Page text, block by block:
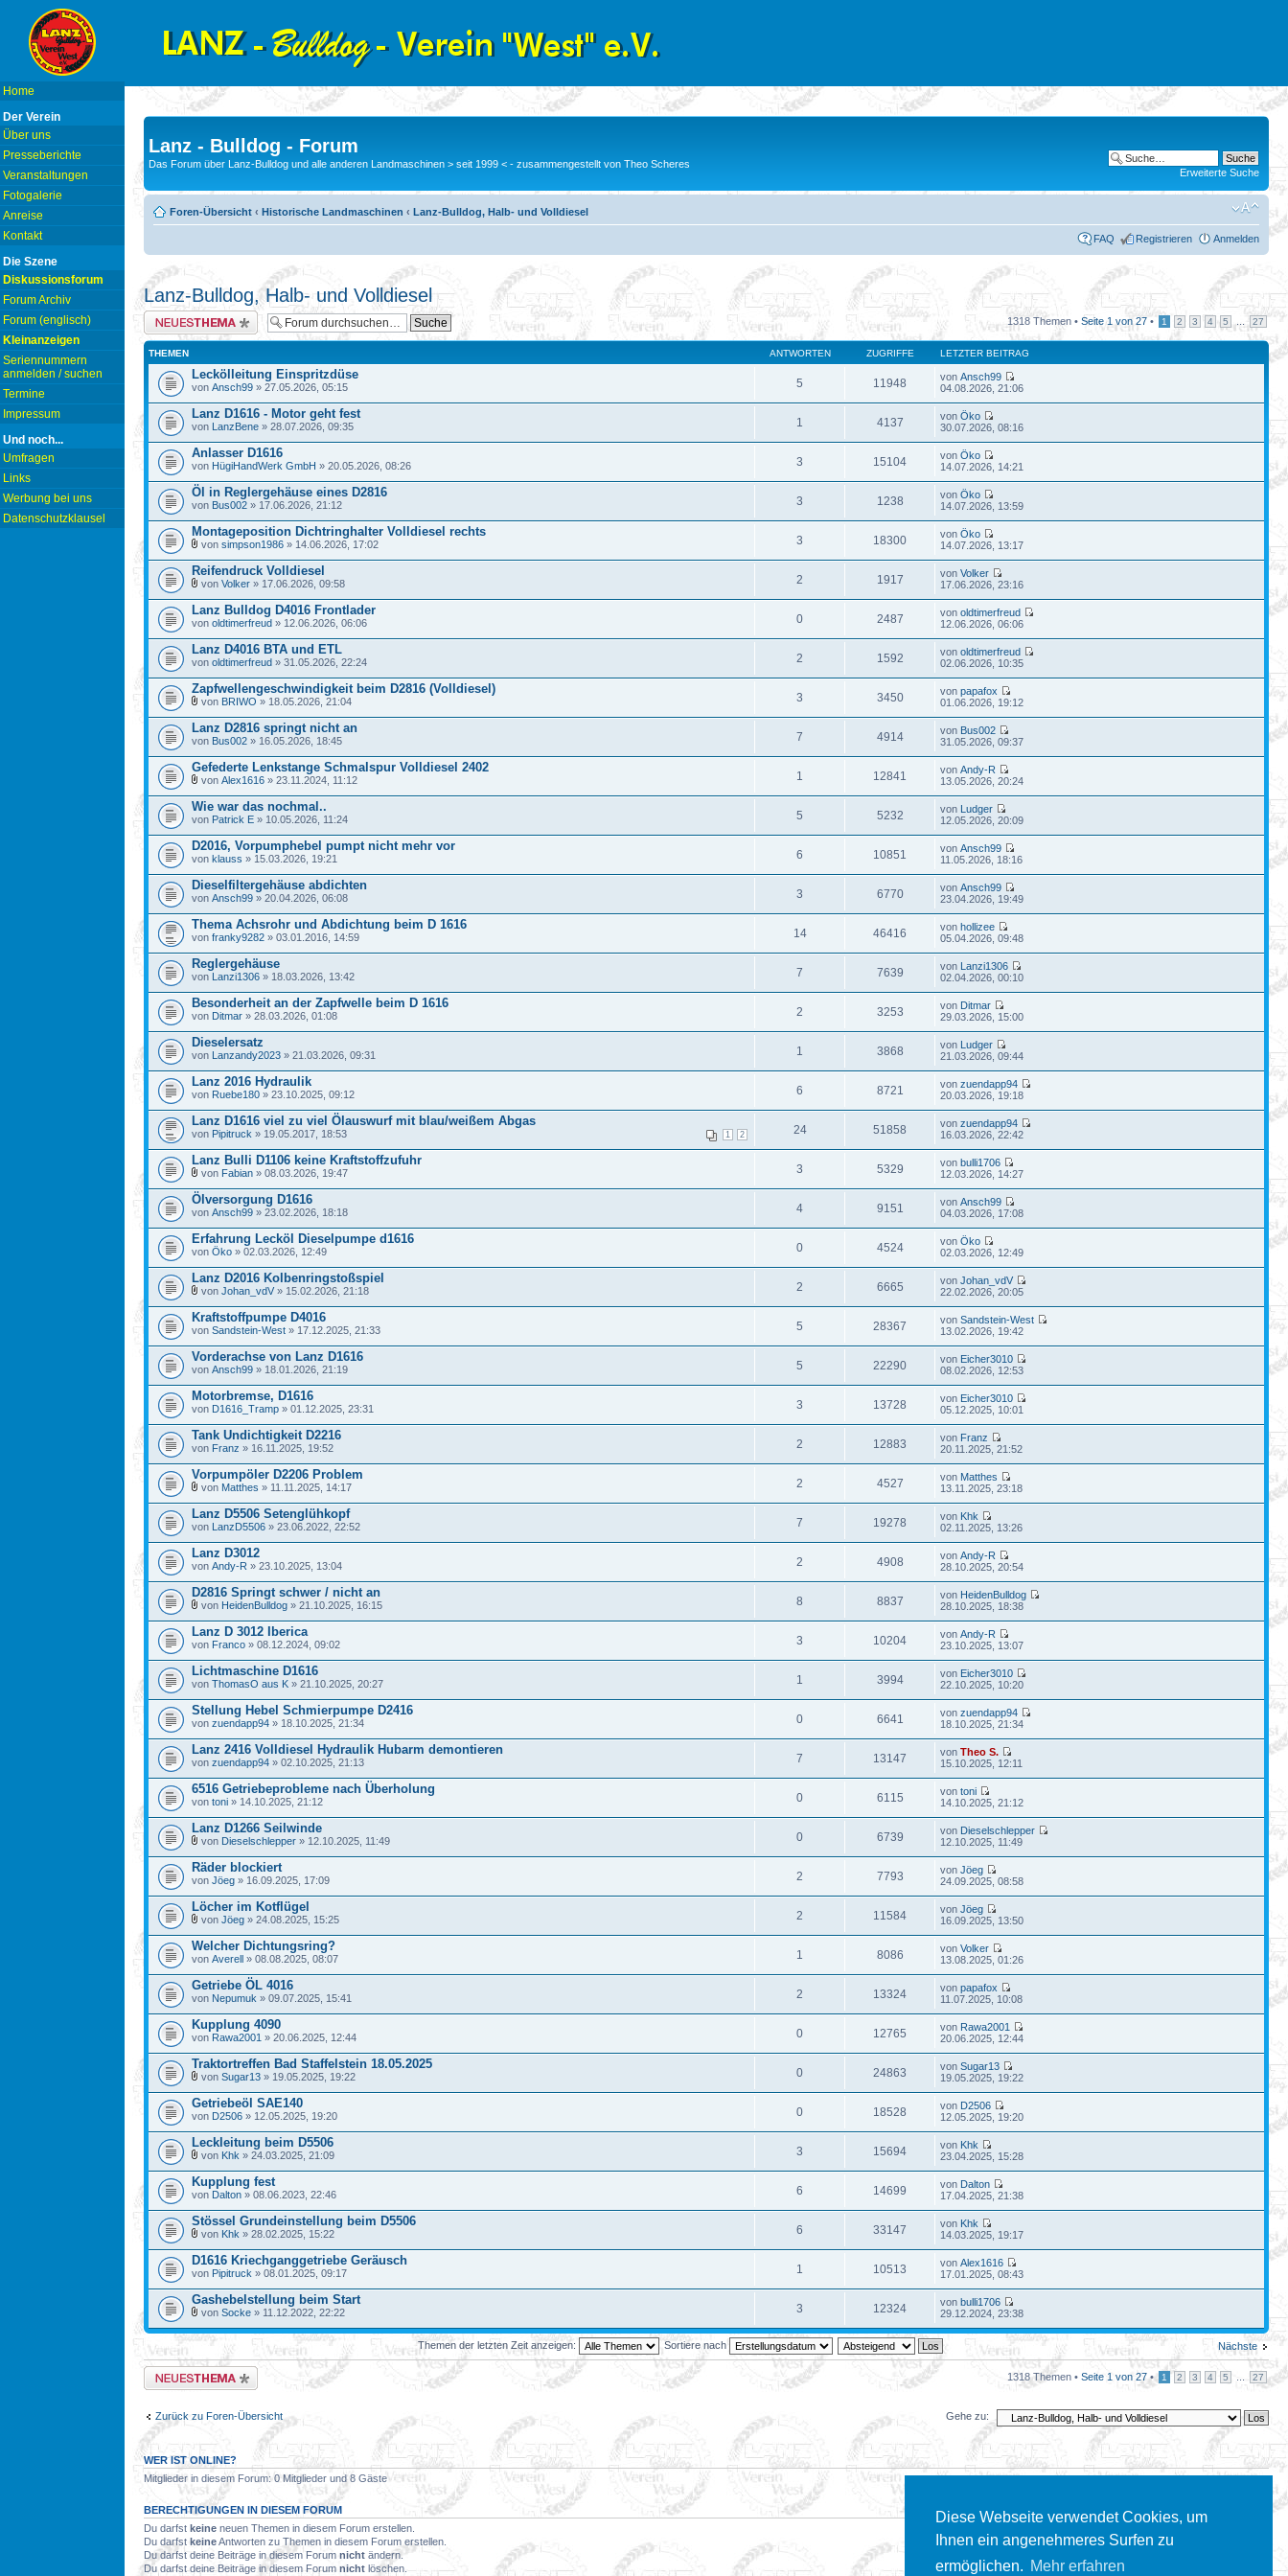
Diese Webseite verwendet Cookies, um
Ihnen ein angenehmeres Surfen zu
ermöglichen. Mehr erfahren
Home
Der Verein
Über uns
Presseberichte
Veranstaltungen
Fotogalerie
Anreise
Kontakt
Die Szene
Diskussionsforum
Forum Archiv
Forum (englisch)
Kleinanzeigen
Seriennummern
anmelden / suchen
Termine
Impressum
Und noch...
Umfragen
Links
Werbung bei uns
Datenschutzklausel
Lanz - Bulldog - Forum
Das Forum über Lanz-Bulldog und alle anderen Landmaschinen > seit 1999 < - zusammengestellt von Theo Scheres
Erweiterte Suche
Foren-Übersicht ‹ Historische Landmaschinen ‹ Lanz-Bulldog, Halb- und Volldiesel
FAQ Registrieren Anmelden
Lanz-Bulldog, Halb- und Volldiesel
Neues Thema erstellen 1318 Themen • Seite1 von 27 • 1 2 3 4 5 27
THEMEN ANTWORTEN ZUGRIFFE LETZTER BEITRAG
Leckölleitung Einspritzdüse
von Ansch99 » 27.05.2026, 05:15 5 11948 vonAnsch99
04.08.2026, 21:06
Lanz D1616 - Motor geht fest
von LanzBene » 28.07.2026, 09:35 1 4137 vonÖko
30.07.2026, 08:16
Anlasser D1616
von HügiHandWerk GmbH » 20.05.2026, 08:26 3 15104 vonÖko
14.07.2026, 14:21
Öl in Reglergehäuse eines D2816
von Bus002 » 17.06.2026, 21:12 3 1238 vonÖko
14.07.2026, 13:59
Montageposition Dichtringhalter Volldiesel rechts
von simpson1986 » 14.06.2026, 17:02 3 18300 vonÖko
14.07.2026, 13:17
Reifendruck Volldiesel
von Volker » 17.06.2026, 09:58 2 1917 vonVolker
17.06.2026, 23:16
Lanz Bulldog D4016 Frontlader
von oldtimerfreud » 12.06.2026, 06:06 0 2487 vonoldtimerfreud
12.06.2026, 06:06
Lanz D4016 BTA und ETL
von oldtimerfreud » 31.05.2026, 22:24 2 1592 vonoldtimerfreud
02.06.2026, 10:35
Zapfwellengeschwindigkeit beim D2816 (Volldiesel)
von BRIWO » 18.05.2026, 21:04 3 3450 vonpapafox
01.06.2026, 19:12
Lanz D2816 springt nicht an
von Bus002 » 16.05.2026, 18:45 7 4914 von Bus002
31.05.2026, 09:37
Gefederte Lenkstange Schmalspur Volldiesel 2402
von Alex1616 » 23.11.2024, 11:12 1 12841 vonAndy-R
13.05.2026, 20:24
Wie war das nochmal..
von Patrick E » 10.05.2026, 11:24 5 5232 von Ludger
12.05.2026, 20:09
D2016, Vorpumphebel pumpt nicht mehr vor
von klauss » 15.03.2026, 19:21 6 10851 vonAnsch99
11.05.2026, 18:16
Dieselfiltergehäuse abdichten
von Ansch99 » 20.04.2026, 06:08 3 6770 vonAnsch99
23.04.2026, 19:49
Thema Achsrohr und Abdichtung beim D 1616
von franky9282 » 03.01.2016, 14:59 14 46416 vonhollizee
05.04.2026, 09:48
Reglergehäuse
von Lanzi1306 » 18.03.2026, 13:42 7 7639 von Lanzi1306
02.04.2026, 00:10
Besonderheit an der Zapfwelle beim D 1616
von Ditmar » 28.03.2026, 01:08 2 3253 von Ditmar
29.03.2026, 15:00
Dieselersatz
von Lanzandy2023 » 21.03.2026, 09:31 1 3868 von Ludger
21.03.2026, 09:44
Lanz 2016 Hydraulik
von Ruebe180 » 23.10.2025, 09:12 6 8721 vonzuendapp94
20.03.2026, 19:18
Lanz D1616 viel zu viel Ölauswurf mit blau/weißem Abgas
1 2
von Pipitruck » 19.05.2017, 18:53 24 51858 vonzuendapp94
16.03.2026, 22:42
Lanz Bulli D1106 keine Kraftstoffzufuhr
von Fabian » 08.03.2026, 19:47 3 5329 vonbulli1706
12.03.2026, 14:27
Ölversorgung D1616
von Ansch99 » 23.02.2026, 18:18 4 9151 vonAnsch99
04.03.2026, 17:08
Erfahrung Lecköl Dieselpumpe d1616
von Öko » 02.03.2026, 12:49 0 4524 vonÖko
02.03.2026, 12:49
Lanz D2016 Kolbenringstoßspiel
von Johan_vdV » 15.02.2026, 21:18 2 6665 vonJohan_vdV
22.02.2026, 20:05
Kraftstoffpumpe D4016
von Sandstein-West » 17.12.2025, 21:33 5 28367 vonSandstein-West
13.02.2026, 19:42
Vorderachse von Lanz D1616
von Ansch99 » 18.01.2026, 21:19 5 22290 von Eicher3010
08.02.2026, 12:53
Motorbremse, D1616
von D1616_Tramp » 01.12.2025, 23:31 3 13728 von Eicher3010
05.12.2025, 10:01
Tank Undichtigkeit D2216
von Franz » 16.11.2025, 19:52 2 12883 von Franz
20.11.2025, 21:52
Vorpumpöler D2206 Problem
von Matthes » 11.11.2025, 14:17 2 4527 von Matthes
13.11.2025, 23:18
Lanz D5506 Setenglühkopf
von LanzD5506 » 23.06.2022, 22:52 7 19278 von Khk
02.11.2025, 13:26
Lanz D3012
von Andy-R » 23.10.2025, 13:04 2 4908 vonAndy-R
28.10.2025, 20:54
D2816 Springt schwer / nicht an
von HeidenBulldog » 21.10.2025, 16:15 8 8837 von HeidenBulldog
28.10.2025, 18:38
Lanz D 3012 Iberica
von Franco » 08.12.2024, 09:02 3 10204 vonAndy-R
23.10.2025, 13:07
Lichtmaschine D1616
von ThomasO aus K » 21.10.2025, 20:27 1 3994 von Eicher3010
22.10.2025, 10:20
Stellung Hebel Schmierpumpe D2416
von zuendapp94 » 18.10.2025, 21:34 0 6641 vonzuendapp94
18.10.2025, 21:34
Lanz 2416 Volldiesel Hydraulik Hubarm demontieren
von zuendapp94 » 02.10.2025, 21:13 7 13147 vonTheo S.
15.10.2025, 12:11
6516 Getriebeprobleme nach Überholung
von toni » 14.10.2025, 21:12 0 6115 vontoni
14.10.2025, 21:12
Lanz D1266 Seilwinde
von Dieselschlepper » 12.10.2025, 11:49 0 6739 von Dieselschlepper
12.10.2025, 11:49
Räder blockiert
von Jöeg » 16.09.2025, 17:09 2 7793 vonJöeg
24.09.2025, 08:58
Löcher im Kotflügel
von Jöeg » 24.08.2025, 15:25 2 11584 vonJöeg
16.09.2025, 13:50
Welcher Dichtungsring?
von Averell » 08.08.2025, 08:07 1 8086 vonVolker
13.08.2025, 01:26
Getriebe ÖL 4016
von Nepumuk » 09.07.2025, 15:41 2 13324 vonpapafox
11.07.2025, 10:08
Kupplung 4090
von Rawa2001 » 20.06.2025, 12:44 0 12765 von Rawa2001
20.06.2025, 12:44
Traktortreffen Bad Staffelstein 18.05.2025
von Sugar13 » 19.05.2025, 19:22 0 24863 vonSugar13
19.05.2025, 19:22
Getriebeöl SAE140
von D2506 » 12.05.2025, 19:20 0 18528 von D2506
12.05.2025, 19:20
Leckleitung beim D5506
von Khk » 24.03.2025, 21:09 3 15694 von Khk
23.04.2025, 15:28
Kupplung fest
von Dalton » 08.06.2023, 22:46 6 14699 von Dalton
17.04.2025, 21:38
Stössel Grundeinstellung beim D5506
von Khk » 28.02.2025, 15:22 6 33147 von Khk
14.03.2025, 19:17
D1616 Kriechganggetriebe Geräusch
von Pipitruck » 08.01.2025, 09:17 1 10513 vonAlex1616
17.01.2025, 08:43
Gashebelstellung beim Start
von Socke » 11.12.2022, 22:22 3 12324 vonbulli1706
29.12.2024, 23:38
Nächste
Themen der letzten Zeit anzeigen: Sortiere nach
Neues Thema erstellen 1318 Themen • Seite 1 von 27 • 1 2 3 4 5 27
Zurück zu Foren-Übersicht Gehe zu:
WER IST ONLINE?
Mitglieder in diesem Forum: 0 Mitglieder und 8 Gäste
BERECHTIGUNGEN IN DIESEM FORUM
Du darfst keine neuen Themen in diesem Forum erstellen.
Du darfst keineAntworten zu Themen in diesem Forum erstellen.
Du darfst deine Beiträge in diesem Forum nicht ändern.
Du darfst deine Beiträge in diesem Forum nicht löschen.